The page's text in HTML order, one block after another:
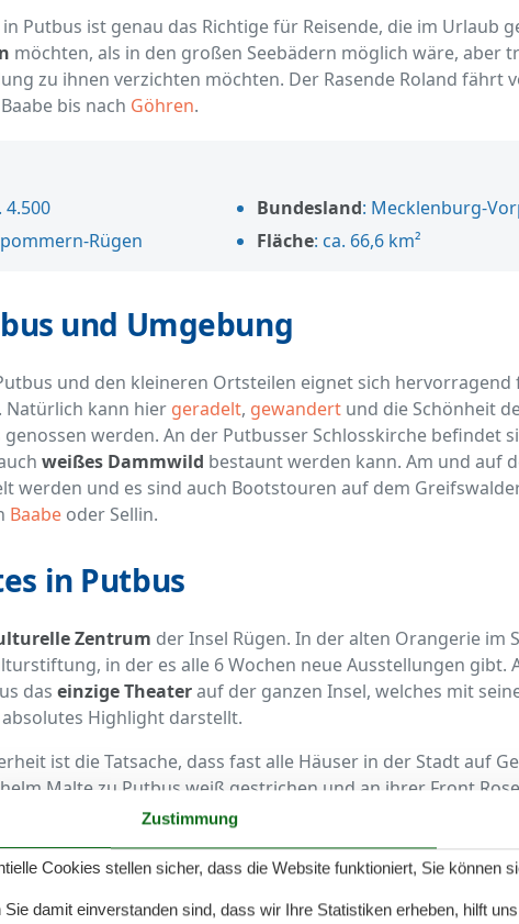
Putbus ist genau das Richtige für Reisende, die im Urlaub
möchten, als in den großen Seebädern möglich wäre, aber
zu ihnen verzichten möchten. Der Rasende Roland fährt
bis nach Göhren.
4.500 Bundesland: Mecklenburg-
Rügen Fläche: ca. 66,6 km²
und Umgebung
und den kleineren Ortsteilen eignet sich hervorragend
. Natürlich kann hier geradelt, gewandert und die Schönheit
werden. An der Putbusser Schlosskirche befindet
weißes Dammwild bestaunt werden kann. Am und auf
werden und es sind auch Bootstouren auf dem
Baabe oder Sellin.
in Putbus
Zentrum der Insel Rügen. In der alten Orangerie im
in der es alle 6 Wochen neue Ausstellungen gibt.
das einzige Theaterauf der ganzen Insel, welches mit
Highlight darstellt.
ist die Tatsache, dass fast alle Häuser in der Stadt auf
Malte zu Putbus weiß gestrichen und an ihrer Front
gibt es daherca. 700 Rosenstöcke
machen. Auch im Schlosspark gibt es viele schöne
einfach nur zum Abschalten und Entspannen in der
angelegte Parkanlage mit Obelisk in seiner Mitte, gehört auf
Zustimmung
Cookies stellen sicher, dass die Website funktioniert, Sie können
Sie damit einverstanden sind, dass wir Ihre Statistiken erheben, hilft